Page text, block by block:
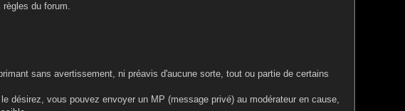
du forum.
sans avertissement, ni préavis d'aucune sorte, tout ou partie de certains
désirez, vous pouvez envoyer un MP (message privé) au modérateur en cause,